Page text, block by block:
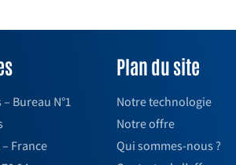
Bureau N°1
France
Plan du site
Notre technologie
Notre offre
Qui sommes-nous ?